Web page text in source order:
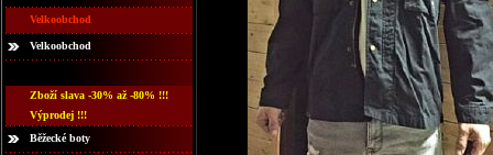
Velkoobchod
Velkoobchod
Zboží slava -30% až -80% !!!
Výprodej !!!
Běžecké boty